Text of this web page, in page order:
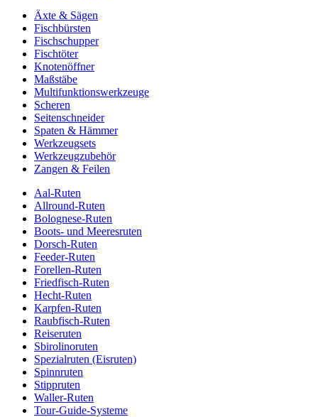
Äxte & Sägen
Fischbürsten
Fischschupper
Fischtöter
Knotenöffner
Maßstäbe
Multifunktionswerkzeuge
Scheren
Seitenschneider
Spaten & Hämmer
Werkzeugsets
Werkzeugzubehör
Zangen & Feilen
Aal-Ruten
Allround-Ruten
Bolognese-Ruten
Boots- und Meeresruten
Dorsch-Ruten
Feeder-Ruten
Forellen-Ruten
Friedfisch-Ruten
Hecht-Ruten
Karpfen-Ruten
Raubfisch-Ruten
Reiseruten
Sbirolinoruten
Spezialruten (Eisruten)
Spinnruten
Stippruten
Waller-Ruten
Tour-Guide-Systeme